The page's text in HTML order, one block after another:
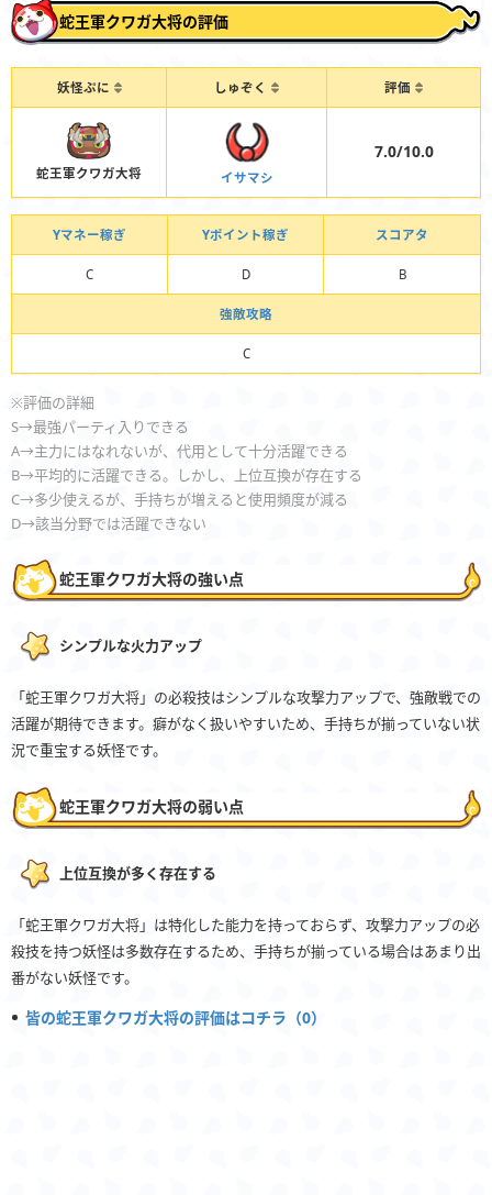
蛇王軍クワガ大将の評価
妖怪ぷに しゅぞく 評価
蛇王軍クワガ大将 イサマシ
7.0/10.0
Yマネー稼ぎ Yポイント稼ぎ スコアタ
C D B
強敵攻略
C
※評価の詳細
S→最強パーティ入りできる
A→主力にはなれないが、代用として十分活躍できる
B→平均的に活躍できる。しかし、上位互換が存在する
C→多少使えるが、手持ちが増えると使用頻度が減る
D→該当分野では活躍できない
蛇王軍クワガ大将の強い点
シンプルな火力アップ
「蛇王軍クワガ大将」の必殺技はシンプルな攻撃力アップで、強敵戦での
活躍が期待できます。癖がなく扱いやすいため、手持ちが揃っていない状
況で重宝する妖怪です。
蛇王軍クワガ大将の弱い点
上位互換が多く存在する
「蛇王軍クワガ大将」は特化した能力を持っておらず、攻撃力アップの必
殺技を持つ妖怪は多数存在するため、手持ちが揃っている場合はあまり出
番がない妖怪です。
皆の蛇王軍クワガ大将の評価はコチラ（0）